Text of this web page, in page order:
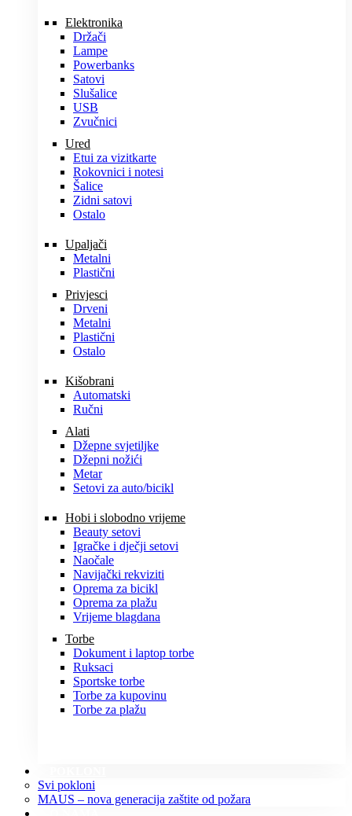
Elektronika
Držači
Lampe
Powerbanks
Satovi
Slušalice
USB
Zvučnici
Ured
Etui za vizitkarte
Rokovnici i notesi
Šalice
Zidni satovi
Ostalo
Upaljači
Metalni
Plastični
Privjesci
Drveni
Metalni
Plastični
Ostalo
Kišobrani
Automatski
Ručni
Alati
Džepne svjetiljke
Džepni nožići
Metar
Setovi za auto/bicikl
Hobi i slobodno vrijeme
Beauty setovi
Igračke i dječji setovi
Naočale
Navijački rekviziti
Oprema za bicikl
Oprema za plažu
Vrijeme blagdana
Torbe
Dokument i laptop torbe
Ruksaci
Sportske torbe
Torbe za kupovinu
Torbe za plažu
Svi pokloni
MAUS – nova generacija zaštite od požara